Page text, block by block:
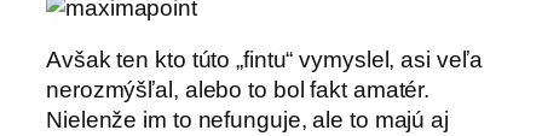
Avšak ten kto túto „fintu“ vymyslel, asi veľa
nerozmýšľal, alebo to bol fakt amatér.
Nielenže im to nefunguje, ale to majú aj